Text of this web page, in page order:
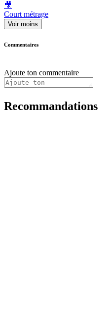
🎥
Court métrage
Voir moins
Commentaires
Ajoute ton commentaire
Recommandations